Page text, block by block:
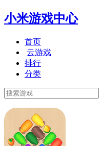
小米游戏中心
首页
云游戏
排行
分类